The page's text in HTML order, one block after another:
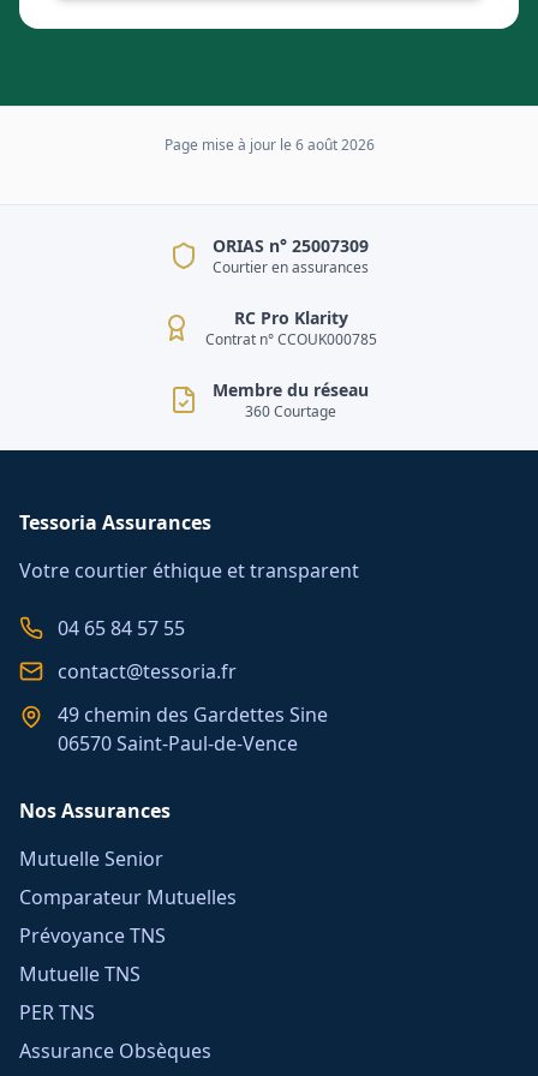
Page mise à jour le 6 août 2026
ORIAS n° 25007309
Courtier en assurances
RC Pro Klarity
Contrat n° CCOUK000785
Membre du réseau
360 Courtage
Tessoria Assurances
Votre courtier éthique et transparent
04 65 84 57 55
contact@tessoria.fr
49 chemin des Gardettes Sine
06570 Saint-Paul-de-Vence
Nos Assurances
Mutuelle Senior
Comparateur Mutuelles
Prévoyance TNS
Mutuelle TNS
PER TNS
Assurance Obsèques